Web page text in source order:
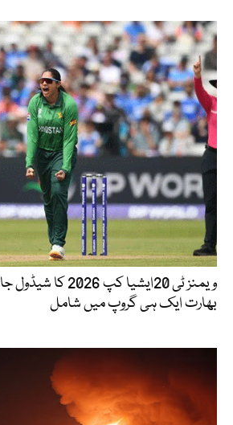
ویمنز ٹی 20ایشیا کپ
بھارت ایک ہی گروپ میں شامل